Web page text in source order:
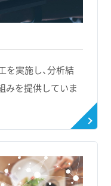
を実施し、分析結
みを提供していま